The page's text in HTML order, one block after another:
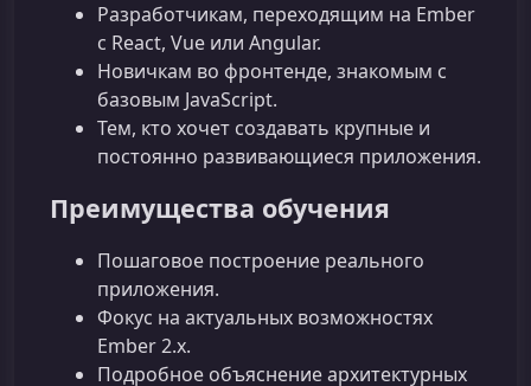
Разработчикам, переходящим на Ember
с React, Vue или Angular.
Новичкам во фронтенде, знакомым с
базовым JavaScript.
Тем, кто хочет создавать крупные и
постоянно развивающиеся приложения.
Преимущества обучения
Пошаговое построение реального
приложения.
Фокус на актуальных возможностях
Ember 2.x.
Подробное объяснение архитектурных